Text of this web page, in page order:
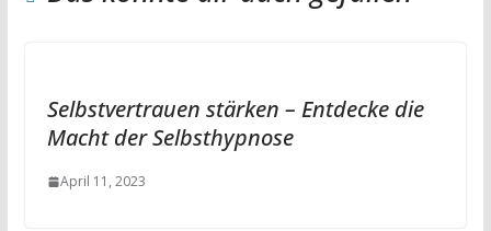
Selbstvertrauen stärken – Entdecke die
Macht der Selbsthypnose
April 11, 2023